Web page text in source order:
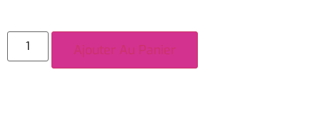
Ajouter Au Panier